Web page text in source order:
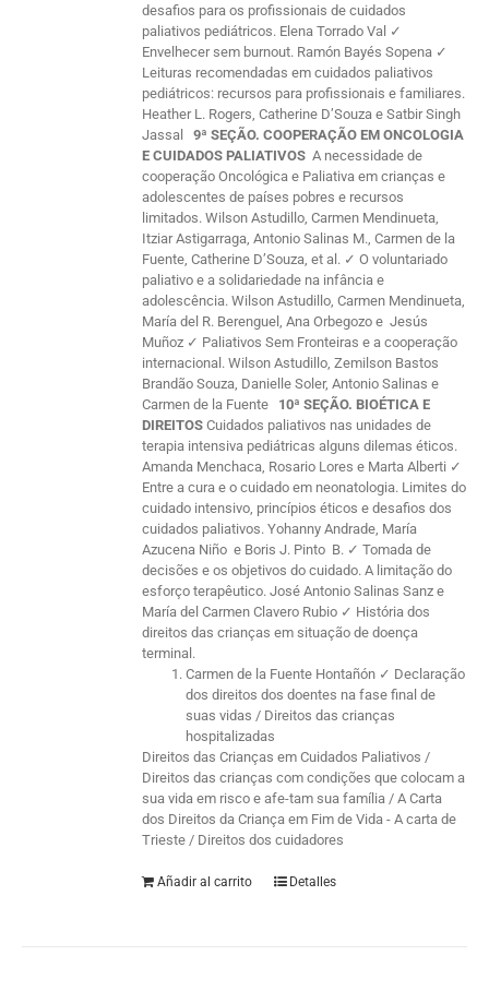
desafios para os profissionais de cuidados
paliativos pediátricos. Elena Torrado Val ✓
Envelhecer sem burnout. Ramón Bayés Sopena ✓
Leituras recomendadas em cuidados paliativos
pediátricos: recursos para profissionais e familiares.
Heather L. Rogers, Catherine D’Souza e Satbir Singh
Jassal9ª SEÇÃO. COOPERAÇÃO EM ONCOLOGIA
E CUIDADOS PALIATIVOS A necessidade de
cooperação Oncológica e Paliativa em crianças e
adolescentes de países pobres e recursos
limitados. Wilson Astudillo, Carmen Mendinueta,
Itziar Astigarraga, Antonio Salinas M., Carmen de la
Fuente, Catherine D’Souza, et al. ✓ O voluntariado
paliativo e a solidariedade na infância e
adolescência. Wilson Astudillo, Carmen Mendinueta,
María del R. Berenguel, Ana Orbegozo e Jesús
Muñoz ✓ Paliativos Sem Fronteiras e a cooperação
internacional. Wilson Astudillo, Zemilson Bastos
Brandão Souza, Danielle Soler, Antonio Salinas e
Carmen de la Fuente 10ª SEÇÃO. BIOÉTICA E
DIREITOS Cuidados paliativos nas unidades de
terapia intensiva pediátricas alguns dilemas éticos.
Amanda Menchaca, Rosario Lores e Marta Alberti ✓
Entre a cura e o cuidado em neonatologia. Limites do
cuidado intensivo, princípios éticos e desafios dos
cuidados paliativos. Yohanny Andrade, María
Azucena Niño e Boris J. Pinto B. ✓ Tomada de
decisões e os objetivos do cuidado. A limitação do
esforço terapêutico. José Antonio Salinas Sanz e
María del Carmen Clavero Rubio ✓ História dos
direitos das crianças em situação de doença
terminal.
Carmen de la Fuente Hontañón ✓ Declaração
dos direitos dos doentes na fase final de
suas vidas / Direitos das crianças
hospitalizadas
Direitos das Crianças em Cuidados Paliativos /
Direitos das crianças com condições que colocam a
sua vida em risco e afe-tam sua família / A Carta
dos Direitos da Criança em Fim de Vida - A carta de
Trieste / Direitos dos cuidadores
Añadir al carrito Detalles